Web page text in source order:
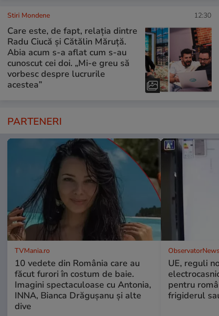
Stiri Mondene 12:30
Care este, de fapt, relația dintre
Radu Ciucă și Cătălin Măruță.
Abia acum s-a aflat cum s-au
cunoscut cei doi. „Mi-e greu să
vorbesc despre lucrurile
acestea”
PARTENERI
TVMania.ro
10 vedete din România care au
făcut furori în costum de baie.
Imagini spectaculoase cu Antonia,
INNA, Bianca Drăgușanu și alte
dive
UE, reguli
pentru
frigiderul